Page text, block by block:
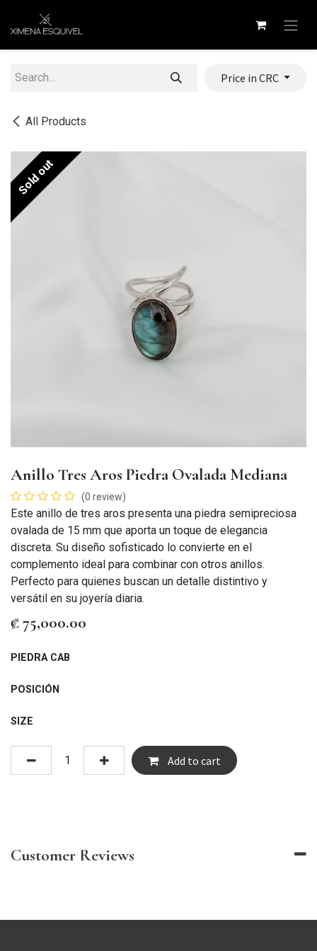
All Products
Price in CRC
Sold out
Anillo Tres Aros Piedra Ovalada Mediana
(0 review)
Este anillo de tres aros presenta una piedra semipreciosa
ovalada de 15 mm que aporta un toque de elegancia
discreta. Su diseño sofisticado lo convierte en el
complemento ideal para combinar con otros anillos.
Perfecto para quienes buscan un detalle distintivo y
versátil en su joyería diaria.
₡75,000.00
PIEDRA CAB
POSICIÓN
SIZE
Add to cart
Customer Reviews